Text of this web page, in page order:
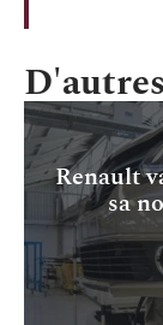
Renault
sa